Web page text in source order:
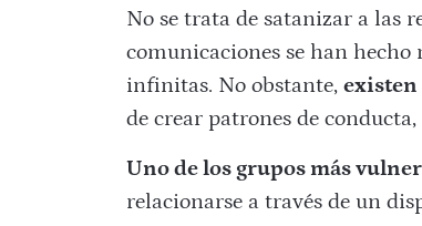
No se trata de satanizar a las
comunicaciones se han hecho
infinitas. No obstante, existen
de crear patrones de
Uno de los grupos más
relacionarse a través de un